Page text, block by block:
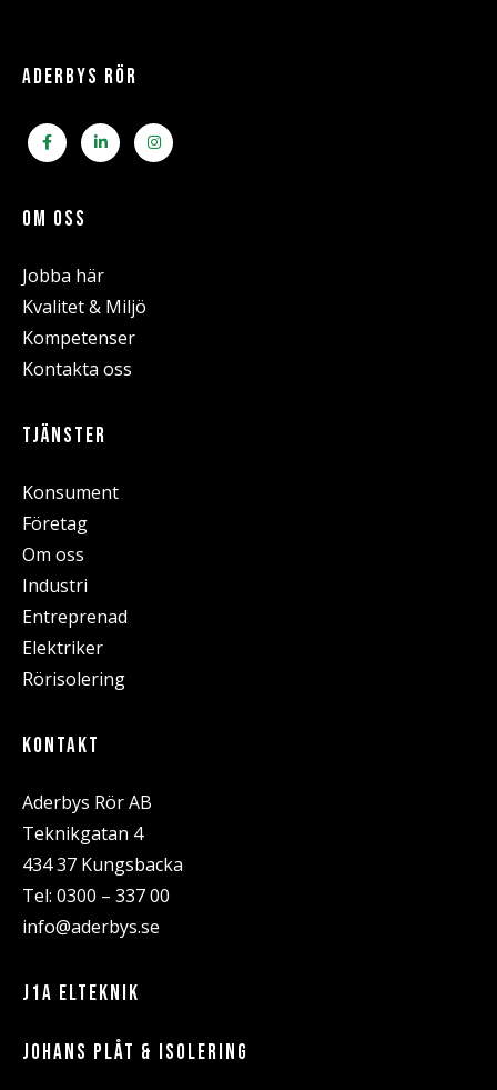
ADERBYS RÖR
OM OSS
Jobba här
Kvalitet & Miljö
Kompetenser
Kontakta oss
TJÄNSTER
Konsument
Företag
Om oss
Industri
Entreprenad
Elektriker
Rörisolering
KONTAKT
Aderbys Rör AB
Teknikgatan 4
434 37 Kungsbacka
Tel: 0300 – 337 00
info@aderbys.se
J1A ELTEKNIK
JOHANS PLÅT & ISOLERING